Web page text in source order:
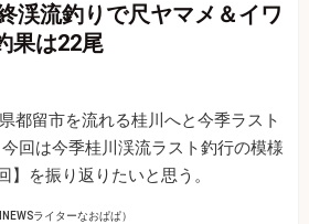
渓流釣りで尺ヤマメ＆イワ
果は22尾
都留市を流れる桂川へと今季ラスト
回は今季桂川渓流ラスト釣行の模様
】を振り返りたいと思う。
ライターなおぱぱ）